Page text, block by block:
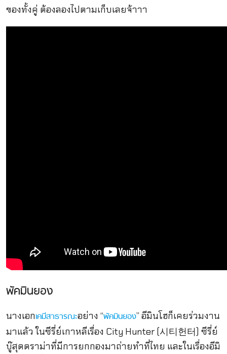
ของทั้งคู่ ต้องลองไปตามเก็บเลยจ้าาา
พัคมินยอง
นางเอกเคมีสาธารณะอย่าง “พัคมินยอง” อีมินโฮก็เคยร่วมงาน
มาแล้ว ในซีรี่ย์เกาหลีเรื่อง City Hunter (시티헌터) ซีรี่ย์
บู๊สุดดราม่าที่มีการยกกองมาถ่ายทำที่ไทย และในเรื่องอีมิ